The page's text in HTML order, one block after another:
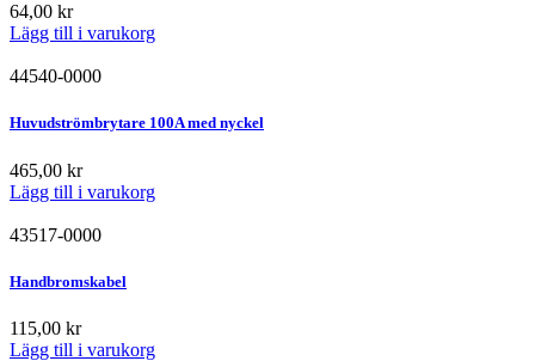
64,00 kr
Lägg till i varukorg
44540-0000
Huvudströmbrytare 100A med nyckel
465,00 kr
Lägg till i varukorg
43517-0000
Handbromskabel
115,00 kr
Lägg till i varukorg